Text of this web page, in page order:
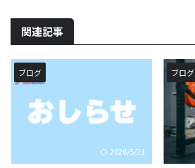
関連記事
ブログ
2026/5/21
ブログ